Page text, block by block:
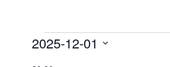
2025-12-01